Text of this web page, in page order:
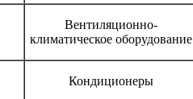
Вентиляционно-
климатическое оборудование
Кондиционеры